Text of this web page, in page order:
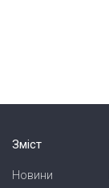
Зміст
Новини